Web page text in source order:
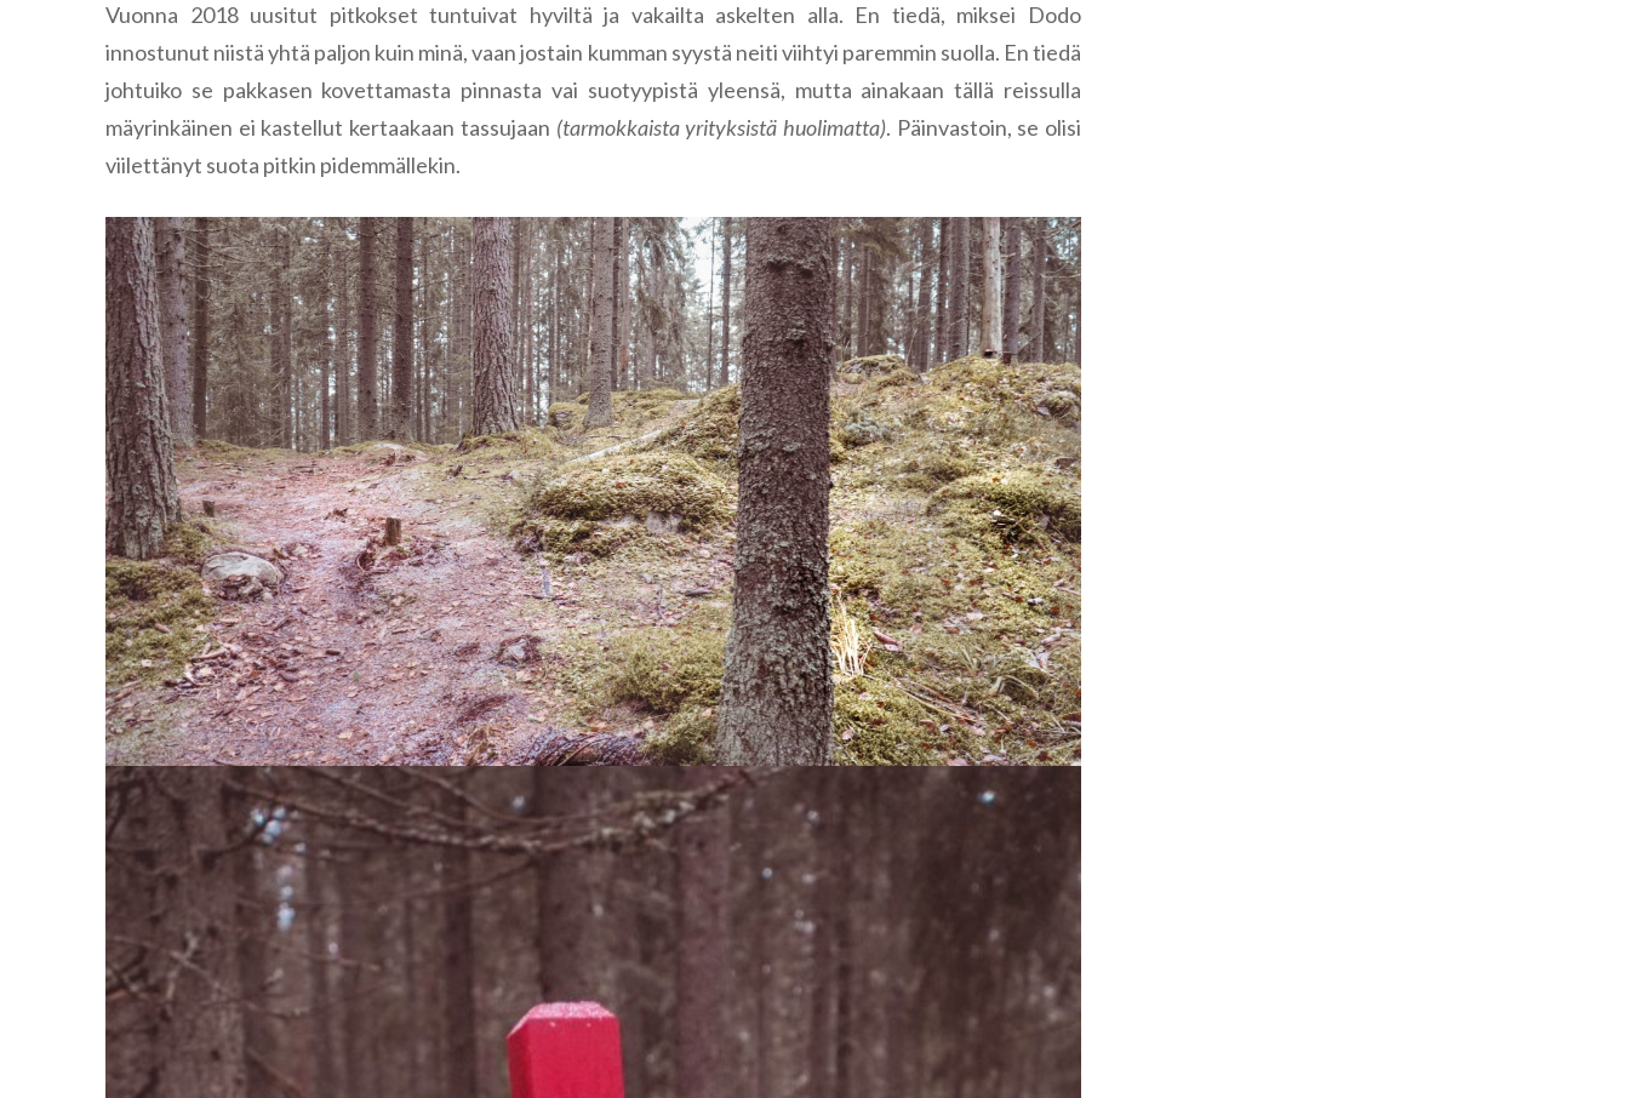
Vuonna 2018 uusitut pitkokset tuntuivat hyviltä ja vakailta askelten alla. En tiedä, miksei Dodo
innostunut niistä yhtä paljon kuin minä, vaan jostain kumman syystä neiti viihtyi paremmin suolla. En tiedä
johtuiko se pakkasen kovettamasta pinnasta vai suotyypistä yleensä, mutta ainakaan tällä reissulla
mäyrinkäinen ei kastellut kertaakaan tassujaan (tarmokkaista yrityksistä huolimatta). Päinvastoin, se olisi
viilettänyt suota pitkin pidemmällekin.